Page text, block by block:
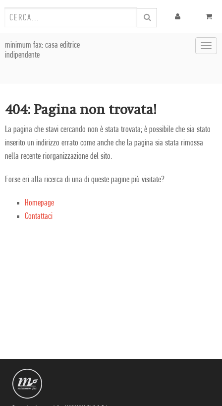
minimum fax: casa editrice
indipendente
404: Pagina non trovata!
La pagina che stavi cercando non è stata trovata; è possibile che sia stato
inserito un indirizzo errato come anche che la pagina sia stata rimossa
nella recente riorganizzazione del sito.
Forse eri alla ricerca di una di queste pagine più visitate?
Homepage
Contattaci